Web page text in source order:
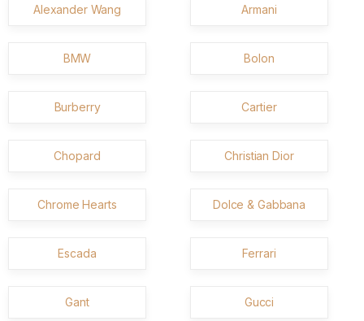
Alexander Wang Armani
BMW Bolon
Burberry Cartier
Chopard Christian Dior
Chrome Hearts Dolce & Gabbana
Escada Ferrari
Gant Gucci